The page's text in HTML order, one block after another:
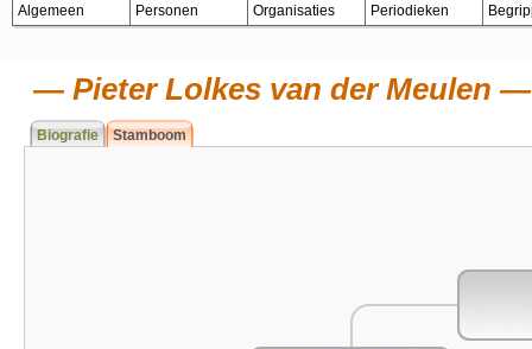
Algemeen Personen Organisaties Periodieken
Pieter Lolkes van der Meulen
Biografie Stamboom